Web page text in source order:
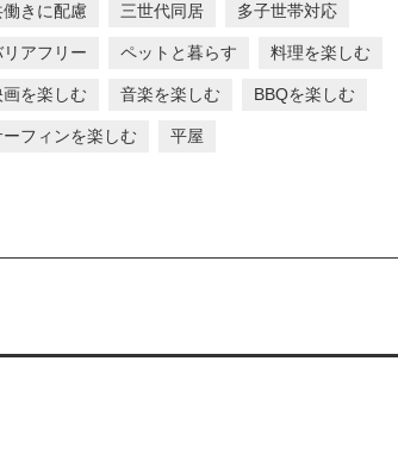
働きに配慮 三世代同居 多子世帯対応
リアフリー ペットと暮らす 料理を楽しむ
画を楽しむ 音楽を楽しむ BBQを楽しむ
ーフィンを楽しむ 平屋